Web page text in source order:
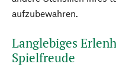
aufzubewahren.
Langlebiges
Spielfreude